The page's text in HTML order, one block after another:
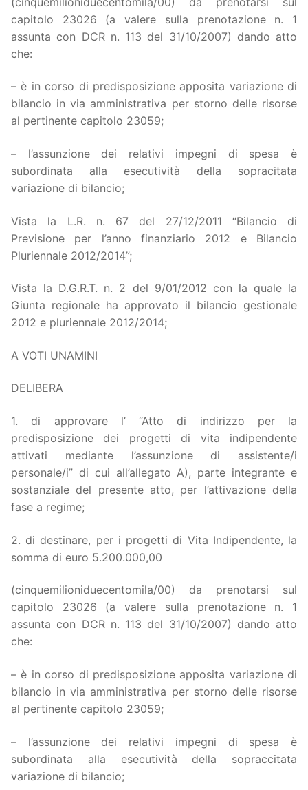
capitolo 23026 (a valere sulla prenotazione n. 1
assunta con DCR n. 113 del 31/10/2007) dando atto
che:
– è in corso di predisposizione apposita variazione di
bilancio in via amministrativa per storno delle risorse
al pertinente capitolo 23059;
– l’assunzione dei relativi impegni di spesa è
subordinata alla esecutività della sopracitata
variazione di bilancio;
Vista la L.R. n. 67 del 27/12/2011 “Bilancio di
Previsione per l’anno finanziario 2012 e Bilancio
Pluriennale 2012/2014”;
Vista la D.G.R.T. n. 2 del 9/01/2012 con la quale la
Giunta regionale ha approvato il bilancio gestionale
2012 e pluriennale 2012/2014;
A VOTI UNAMINI
DELIBERA
1. di approvare l’ “Atto di indirizzo per la
predisposizione dei progetti di vita indipendente
attivati mediante l’assunzione di assistente/i
personale/i” di cui all’allegato A), parte integrante e
sostanziale del presente atto, per l’attivazione della
fase a regime;
2. di destinare, per i progetti di Vita Indipendente, la
somma di euro 5.200.000,00
(cinquemilioniduecentomila/00) da prenotarsi sul
capitolo 23026 (a valere sulla prenotazione n. 1
assunta con DCR n. 113 del 31/10/2007) dando atto
che:
– è in corso di predisposizione apposita variazione di
bilancio in via amministrativa per storno delle risorse
al pertinente capitolo 23059;
– l’assunzione dei relativi impegni di spesa è
subordinata alla esecutività della sopraccitata
variazione di bilancio;